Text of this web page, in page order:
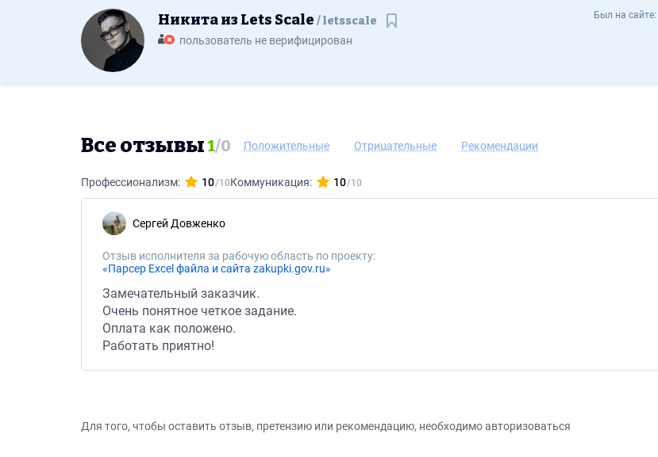
Никита из Lets Scale letsscale - Отзывы
Был на сайте:
Никита из Lets Scale letsscale
пользователь не верифицирован
Все отзывы1/0 Положительные Отрицательные Рекомендации
Профессионализм: 10 Коммуникация: 10
Сергей Довженко
Отзыв исполнителя за рабочую область по проекту:
«Парсер Excel файла и сайта zakupki.gov.ru»
Замечательный заказчик.
Очень понятное четкое задание.
Оплата как положено.
Работать приятно!
Для того, чтобы оставить отзыв, претензию или рекомендацию, необходимо авторизоваться